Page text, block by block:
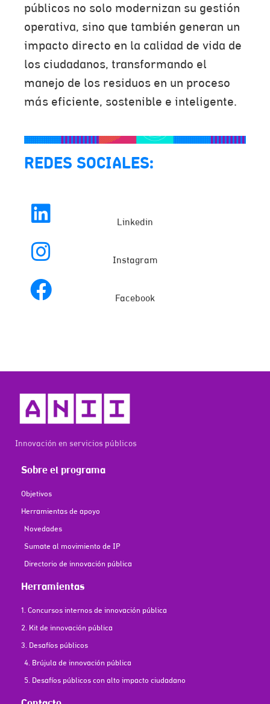
públicos no solo modernizan su gestión
operativa, sino que también generan un
impacto directo en la calidad de vida de
los ciudadanos, transformando el
manejo de los residuos en un proceso
más eficiente, sostenible e inteligente.
REDES SOCIALES:
Linkedin
Instagram
Facebook
Innovación en servicios públicos
Sobre el programa
Objetivos
Herramientas de apoyo
Novedades
Sumate al movimiento de IP
Directorio de innovación pública
Herramientas
1. Concursos internos de innovación pública
2. Kit de innovación pública
3. Desafíos públicos
4. Brújula de innovación pública
5. Desafíos públicos con alto impacto ciudadano